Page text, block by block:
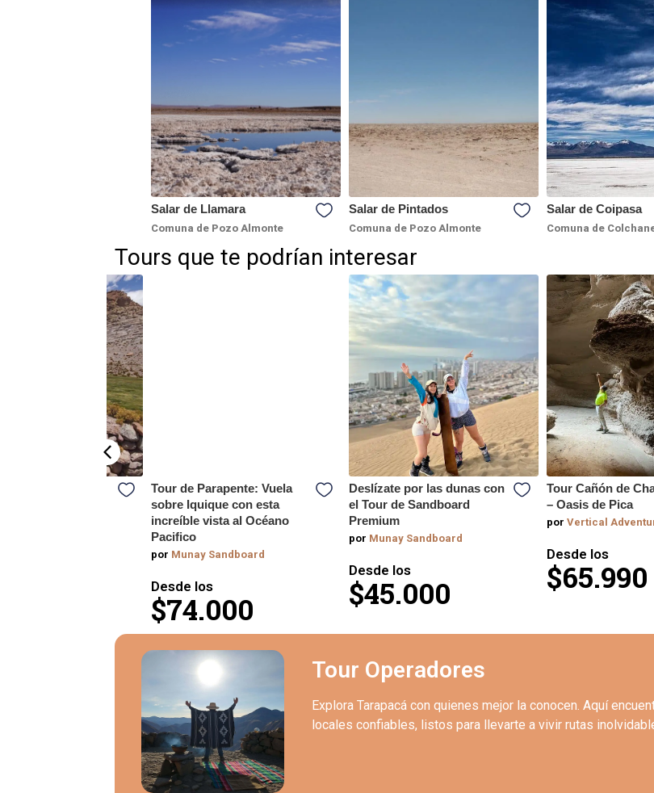
Salar de Llamara
Comuna de Pozo Almonte
Salar de Pintados
Comuna de Pozo Almonte
Salar de Coipasa
Comuna de
Tours que te podrían interesar
Tour de Parapente: Vuela
sobre Iquique con esta
increíble vista al Océano
Pacifico
por Munay Sandboard
Desde los
$74.000
Deslízate por las dunas con
el Tour de Sandboard
Premium
por Munay Sandboard
Desde los
$45.000
Tour Cañón de
– Oasis de Pica
por Vertical
Desde los
$65.990
Tour Operadores
Explora Tarapacá con quienes mejor la conocen. Aquí
locales confiables, listos para llevarte a vivir rutas